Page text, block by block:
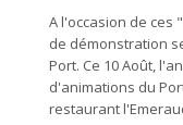
A l'occasion de ces
de démonstration
Port. Ce 10 Août,
d'animations du
restaurant